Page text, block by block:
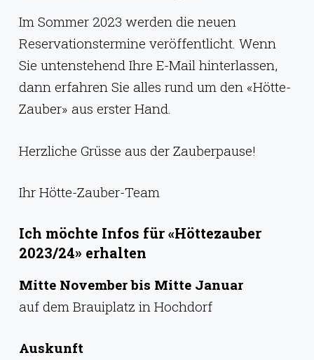
Im Sommer 2023 werden die neuen
Reservationstermine veröffentlicht. Wenn
Sie untenstehend Ihre E-Mail hinterlassen,
dann erfahren Sie alles rund um den «Hötte-
Zauber» aus erster Hand.
Herzliche Grüsse aus der Zauberpause!
Ihr Hötte-Zauber-Team
Ich möchte Infos für «Höttezauber
2023/24» erhalten
Mitte November bis Mitte Januar
auf dem Brauiplatz in Hochdorf
Auskunft